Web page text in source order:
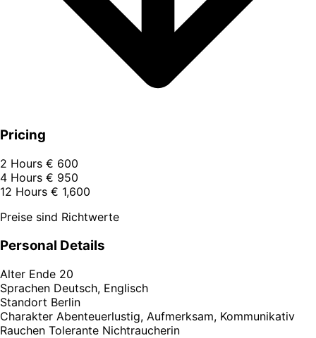
Pricing
2 Hours € 600
4 Hours € 950
12 Hours € 1,600
Preise sind Richtwerte
Personal Details
Alter Ende 20
Sprachen Deutsch, Englisch
Standort Berlin
Charakter Abenteuerlustig, Aufmerksam, Kommunikativ
Rauchen Tolerante Nichtraucherin